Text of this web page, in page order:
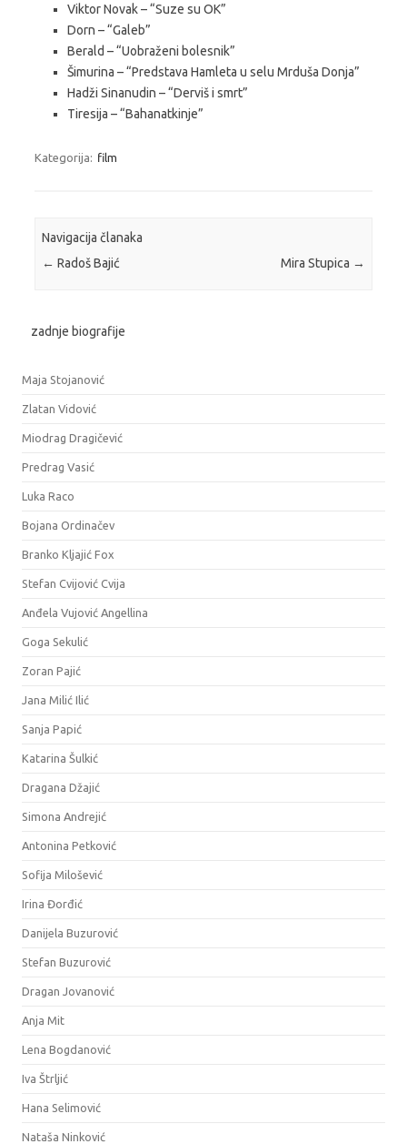
Viktor Novak – “Suze su OK”
Dorn – “Galeb”
Berald – “Uobraženi bolesnik”
Šimurina – “Predstava Hamleta u selu Mrduša Donja”
Hadži Sinanudin – “Derviš i smrt”
Tiresija – “Bahanatkinje”
Kategorija: film
Navigacija članaka
← Radoš Bajić Mira Stupica →
zadnje biografije
Maja Stojanović
Zlatan Vidović
Miodrag Dragičević
Predrag Vasić
Luka Raco
Bojana Ordinačev
Branko Kljajić Fox
Stefan Cvijović Cvija
Anđela Vujović Angellina
Goga Sekulić
Zoran Pajić
Jana Milić Ilić
Sanja Papić
Katarina Šulkić
Dragana Džajić
Simona Andrejić
Antonina Petković
Sofija Milošević
Irina Đorđić
Danijela Buzurović
Stefan Buzurović
Dragan Jovanović
Anja Mit
Lena Bogdanović
Iva Štrljić
Hana Selimović
Nataša Ninković